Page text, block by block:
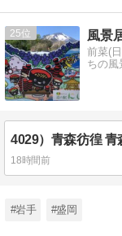
25 風景
前菜(
ちの風
4029）青森彷徨 青
18時間前
#岩手 #盛岡